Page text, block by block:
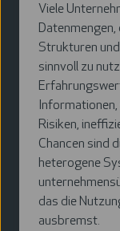
Viele
Strukturen
sinnvoll zu
Risiken,
Chancen sind
heterogene
das die
ausbremst.